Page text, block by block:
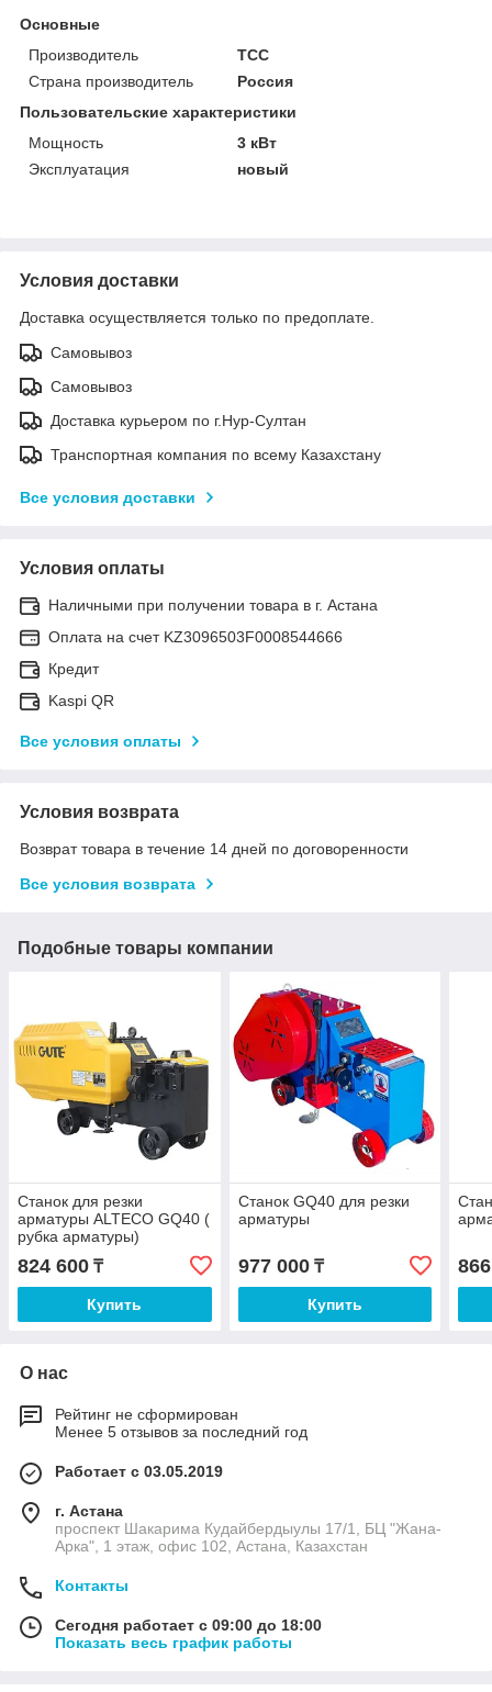
Основные
Производитель
ТСС
Страна производитель
Россия
Пользовательские характеристики
Мощность
3 кВт
Эксплуатация
новый
Условия доставки
Доставка осуществляется только по предоплате.
Самовывоз
Самовывоз
Доставка курьером по г.Нур-Султан
Транспортная компания по всему Казахстану
Все условия доставки
Условия оплаты
Наличными при получении товара в г. Астана
Оплата на счет KZ3096503F0008544666
Кредит
Kaspi QR
Все условия оплаты
Условия возврата
Возврат товара в течение 14 дней по договоренности
Все условия возврата
Подобные товары компании
Станок для резки
арматуры ALTECO GQ40 (
рубка арматуры)
824 600 ₸
Купить
Станок GQ40 для резки
арматуры
977 000₸
Купить
О нас
Рейтинг не сформирован
Менее 5 отзывов за последний год
Работает с 03.05.2019
г. Астана
проспект Шакарима Кудайбердыулы 17/1, БЦ "Жана-
Арка", 1 этаж, офис 102, Астана, Казахстан
Контакты
Сегодня работает с 09:00 до 18:00
Показать весь график работы